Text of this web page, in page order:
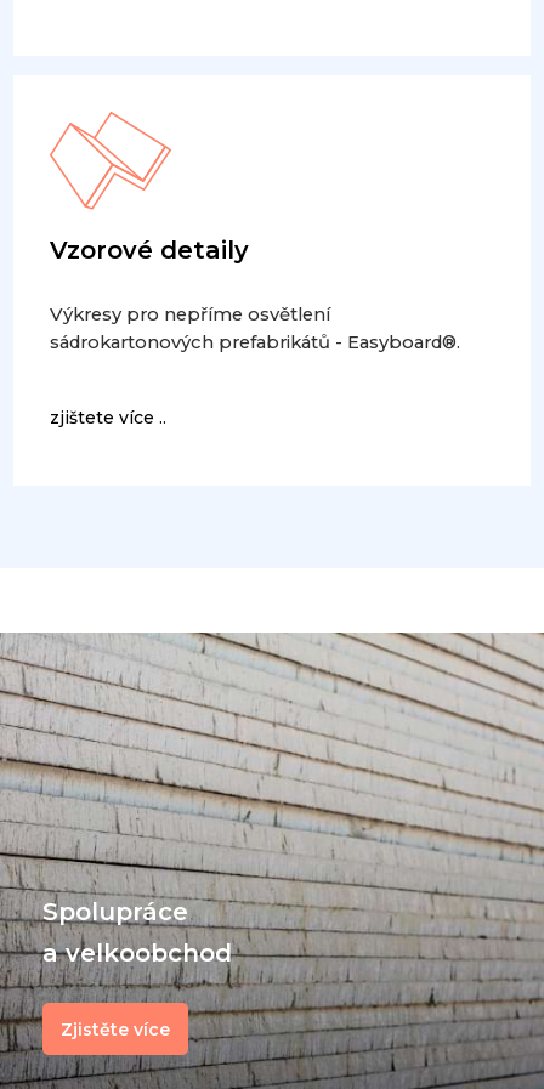
Vzorové detaily
Výkresy pro nepříme osvětlení
sádrokartonových prefabrikátů - Easyboard®.
zjištete více ..
Spolupráce
a velkoobchod
Zjistěte více